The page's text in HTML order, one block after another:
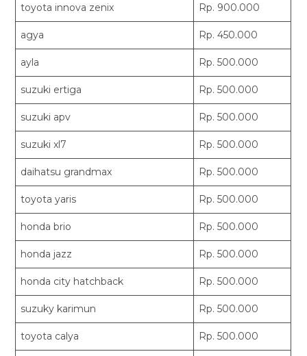
toyota innova zenix Rp. 900.000
agya Rp. 450.000
ayla Rp. 500.000
suzuki ertiga Rp. 500.000
suzuki apv Rp. 500.000
suzuki xl7 Rp. 500.000
daihatsu grandmax Rp. 500.000
toyota yaris Rp. 500.000
honda brio Rp. 500.000
honda jazz Rp. 500.000
honda city hatchback Rp. 500.000
suzuky karimun Rp. 500.000
toyota calya Rp. 500.000